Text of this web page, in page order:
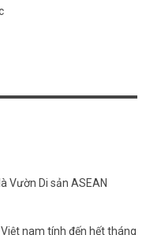
Vườn Di sản ASEAN
nam tính đến hết tháng